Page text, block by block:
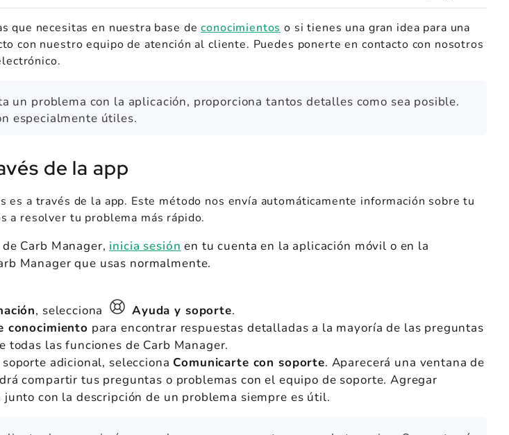
que necesitas en nuestra base deconocimientos o si tienes una gran idea para una
con nuestro equipo de atención al cliente. Puedes ponerte en contacto con nosotros
un problema con la aplicación, proporciona tantos detalles como sea posible.
especialmente útiles.
de la app
es a través de la app. Este método nos envía automáticamente información sobre tu
a resolver tu problema más rápido.
Carb Manager, inicia sesión en tu cuenta en la aplicación móvil o en la
Manager que usas normalmente.
, selecciona Ayuda y soporte.
conocimiento para encontrar respuestas detalladas a la mayoría de las preguntas
todas las funciones de Carb Manager.
adicional, selecciona Comunicarte con soporte. Aparecerá una ventana de
compartir tus preguntas o problemas con el equipo de soporte. Agregar
con la descripción de un problema siempre es útil.